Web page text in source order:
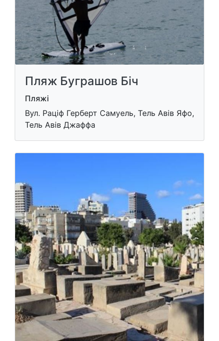
Пляж Буграшов Біч
Пляжі
Вул. Раціф Герберт Самуель, Тель Авів Яфо,
Тель Авів Джаффа